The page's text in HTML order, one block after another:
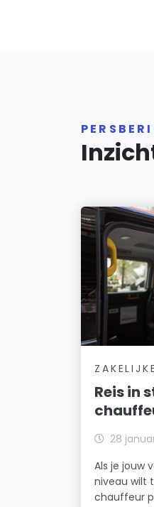
Reis in
28
Als je jouw
niveau wilt
chauffeur